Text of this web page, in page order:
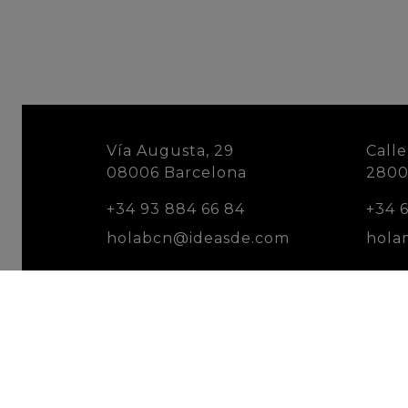
Vía Augusta, 29
08006 Barcelona
+34 93 884 66 84
holabcn@ideasde.com
+34